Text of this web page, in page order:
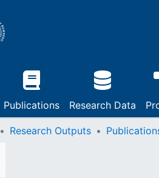
Publications Research Data
Research Outputs